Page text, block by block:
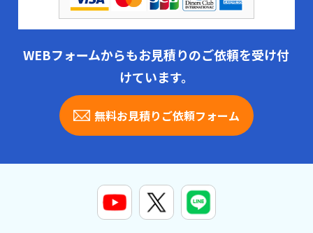
WEBフォームからもお見積りのご依頼を受け付
けています。
無料お見積りご依頼フォーム